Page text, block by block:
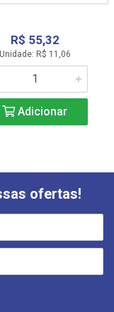
R$ 55,32
Unidade: R$ 11,06
Adicionar
ofertas!